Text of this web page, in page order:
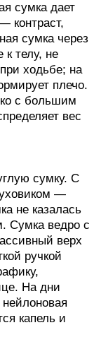
сумка дает
контраст,
сумка через
к телу, не
ходьбе; на
плечо.
с большим
вес
сумку. С
—
не казалась
Сумка ведро с
верх
ручкой
На дни
капель и